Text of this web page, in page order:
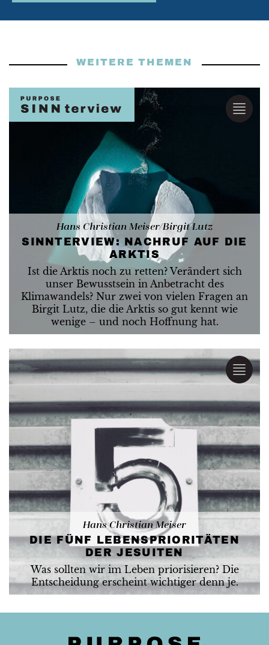
WEITERE THEMEN
Hans Christian Meiser/Birgit Lutz
SINNTERVIEW: NACHRUF AUF DIE
ARKTIS
Ist die Arktis noch zu retten? Verändert sich
unser Bewusstsein in Anbetracht des
Klimawandels? Nur zwei von vielen Fragen an
Birgit Lutz, die die Arktis so gut kennt wie
wenige – und noch Hoffnung hat.
Hans Christian Meiser
DIE FÜNF LEBENSPRIORITÄTEN
DER JESUITEN
Was sollten wir im Leben priorisieren? Die
Entscheidung erscheint wichtiger denn je.